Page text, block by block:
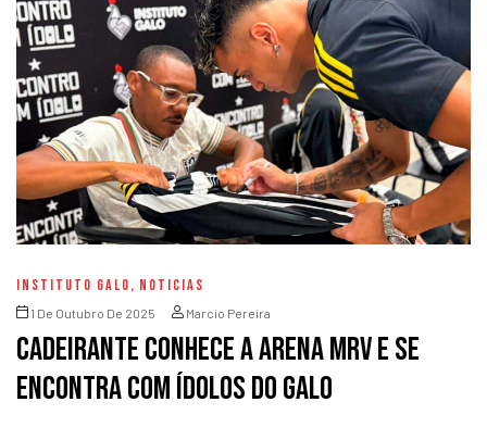
INSTITUTO GALO, NOTICIAS
1 De Outubro De 2025 Marcio Pereira
Cadeirante conhece a Arena MRV e se
encontra com ídolos do Galo